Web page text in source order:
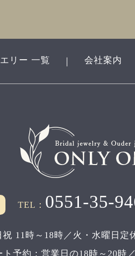
リー 一覧 会社案内
TEL： 0551-35-
11時～18時／ 火・水曜日定
予約： 営業日の18時～20時